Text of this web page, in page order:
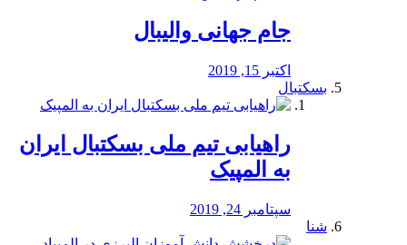
جام جهانی والیبال
اکتبر 15, 2019
بسکتبال
راهیابی تیم ملی بسکتبال ایران
به المپیک
سپتامبر 24, 2019
شنا